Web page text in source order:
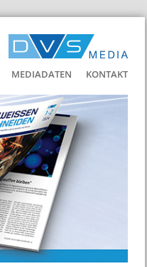
MEDIADATEN KONTAKT